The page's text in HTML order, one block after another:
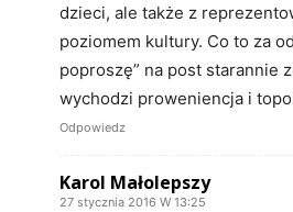
dzieci, ale także z
poziomem kultury. Co to za
poproszę” na post starannie
wychodzi proweniencja i
Odpowiedz
Karol Małolepszy
27 stycznia 2016 W 13:25